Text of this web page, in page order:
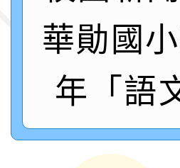
運動系列
成果展」
2026城鎮
桃園市大
年八月份
國立成功
融平台-教
115學年度
華勛國
年「語